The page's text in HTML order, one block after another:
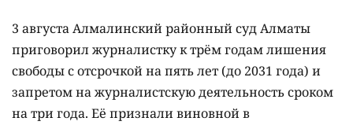
3 августа Алмалинский районный суд Алматы
приговорил журналистку к трём годам лишения
свободы с отсрочкой на пять лет (до 2031 года) и
запретом на журналистскую деятельность сроком
на три года. Её признали виновной в